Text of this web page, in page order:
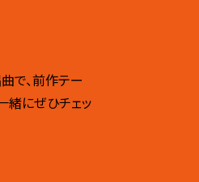
で、前作テー
緒にぜひチェッ